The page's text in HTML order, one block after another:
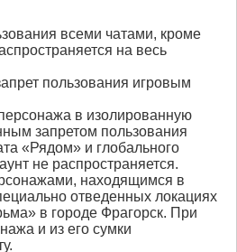
всеми чатами, кроме
на весь
пользования игровым
в изолированную
запретом пользования
«Рядом» и глобального
не распространяется.
находящимся в
отведенных локациях
в городе Фрагорск. При
и из его сумки